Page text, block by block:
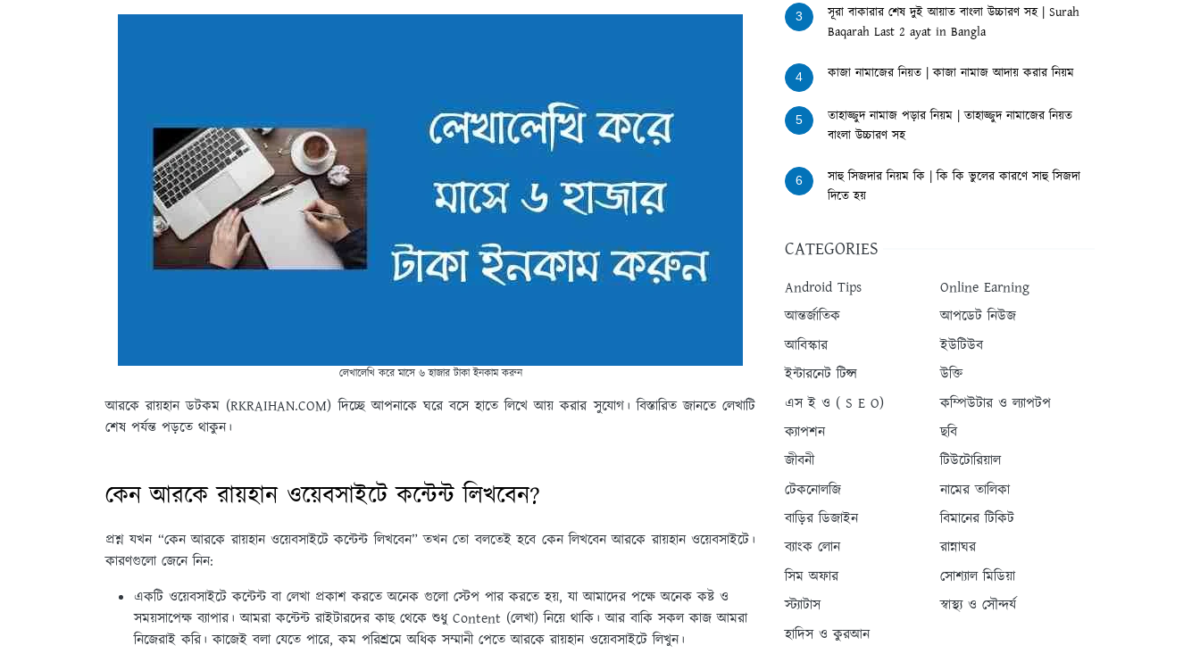
লেখালেখি করে মাসে ৬ হাজার টাকা ইনকাম করুন
আরকে রায়হান ডটকম (RKRAIHAN.COM) দিচ্ছে আপনাকে ঘরে বসে হাতে লিখে আয় করার সুযোগ। বিস্তারিত জানতে লেখাটি
শেষ পর্যন্ত পড়তে থাকুন।
কেন আরকে রায়হান ওয়েবসাইটে কন্টেন্ট লিখবেন?
প্রশ্ন যখন “কেন আরকে রায়হান ওয়েবসাইটে কন্টেন্ট লিখবেন” তখন তো বলতেই হবে কেন লিখবেন আরকে রায়হান ওয়েবসাইটে।
কারণগুলো জেনে নিন:
একটি ওয়েবসাইটে কন্টেন্ট বা লেখা প্রকাশ করতে অনেক গুলো স্টেপ পার করতে হয়, যা আমাদের পক্ষে অনেক কষ্ট ও
সময়সাপেক্ষ ব্যাপার। আমরা কন্টেন্ট রাইটারদের কাছ থেকে শুধু Content (লেখা) নিয়ে থাকি। আর বাকি সকল কাজ আমরা
নিজেরাই করি। কাজেই বলা যেতে পারে, কম পরিশ্রমে অধিক সম্মানী পেতে আরকে রায়হান ওয়েবসাইটে লিখুন।
3
সূরা বাকারার শেষ দুই আয়াত বাংলা উচ্চারণ সহ | Surah
Baqarah Last 2 ayat in Bangla
4 কাজা নামাজের নিয়ত | কাজা নামাজ আদায় করার নিয়ম
5
তাহাজ্জুদ নামাজ পড়ার নিয়ম | তাহাজ্জুদ নামাজের নিয়ত
বাংলা উচ্চারণ সহ
6
সাহু সিজদার নিয়ম কি | কি কি ভুলের কারণে সাহু সিজদা
দিতে হয়
CATEGORIES
Android Tips
Online Earning
আন্তর্জাতিক
আপডেট নিউজ
আবিস্কার
ইউটিউব
ইন্টারনেট টিপ্স
উক্তি
এস ই ও ( S E O)
কম্পিউটার ও ল্যাপটপ
ক্যাপশন
ছবি
জীবনী
টিউটোরিয়াল
টেকনোলজি
নামের তালিকা
বাড়ির ডিজাইন
বিমানের টিকিট
ব্যাংক লোন
রান্নাঘর
সিম অফার
সোশ্যাল মিডিয়া
স্ট্যাটাস
স্বাস্থ্য ও সৌন্দর্য
হাদিস ও কুরআন